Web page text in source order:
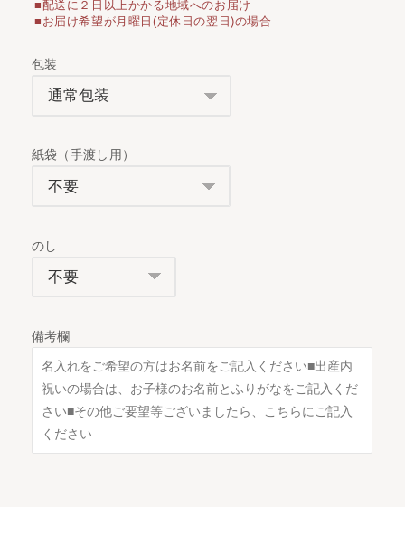
■配送に２日以上かかる地域へのお届け
■お届け希望が月曜日(定休日の翌日)の場合
包装
紙袋（手渡し用）
のし
備考欄